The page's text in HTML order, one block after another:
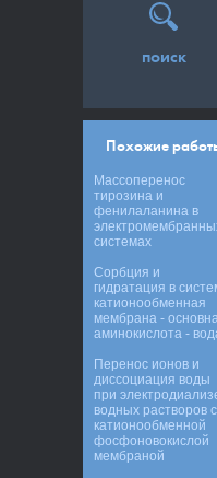
поиск
Похожие
Массоперенос
тирозина и
фенилаланина в
системах
Сорбция и
гидратация в
катионообменная
мембрана -
аминокислота -
Перенос ионов и
диссоциация воды
при
водных растворов с
катионообменной
фосфоновокислой
мембраной